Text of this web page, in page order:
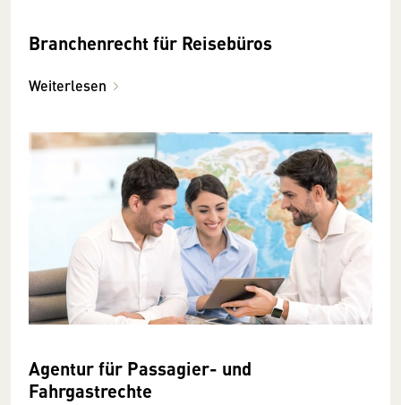
Branchenrecht für Reisebüros
Weiterlesen
Agentur für Passagier- und
Fahrgastrechte